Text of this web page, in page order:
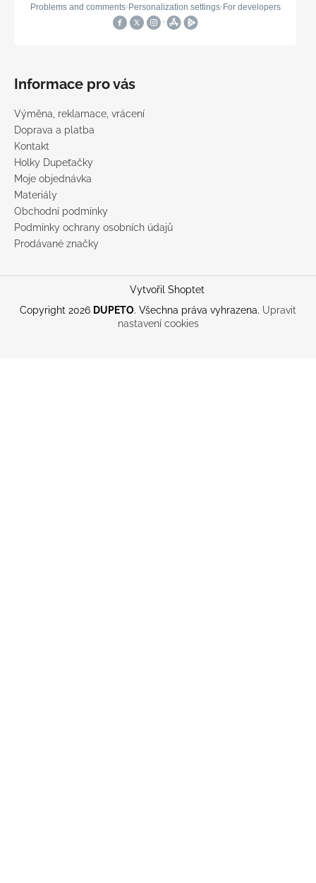
Informace pro vás
Výměna, reklamace, vrácení
Doprava a platba
Kontakt
Holky Dupeťačky
Moje objednávka
Materiály
Obchodní podmínky
Podmínky ochrany osobních údajů
Prodávané značky
Vytvořil Shoptet
Copyright 2026 DUPETO. Všechna práva vyhrazena. Upravit
nastavení cookies